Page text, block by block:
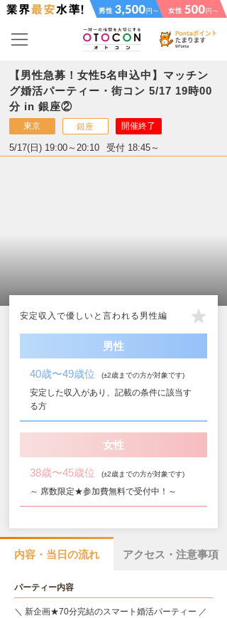
【男性急募！女性5名申込中】マッチン
グ婚活パーティー・街コン 5/17 19時00
分 in 銀座②
東京 銀座 開催終了
5/17(日) 19:00～20:10 受付 18:45～
安定収入で優しいと言われる男性編
男性
40歳〜49歳位 (±2歳までの方が対象です)
安定した収入があり、記載の条件に該当す
る方
女性
38歳〜45歳位 (±2歳までの方が対象です)
～ 席数限定★参加費無料で受付中！～
内容・当日の流れ アクセス・注意事項
パーティー内容
＼ 新企画★70分完結のスマート婚活パーティー ／